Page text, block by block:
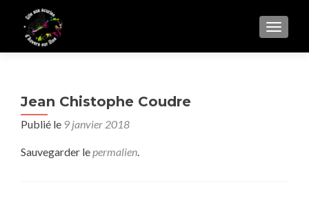
Jean Chistophe Coudre
Publié le 9 janvier 2018
Sauvegarder lepermalien.